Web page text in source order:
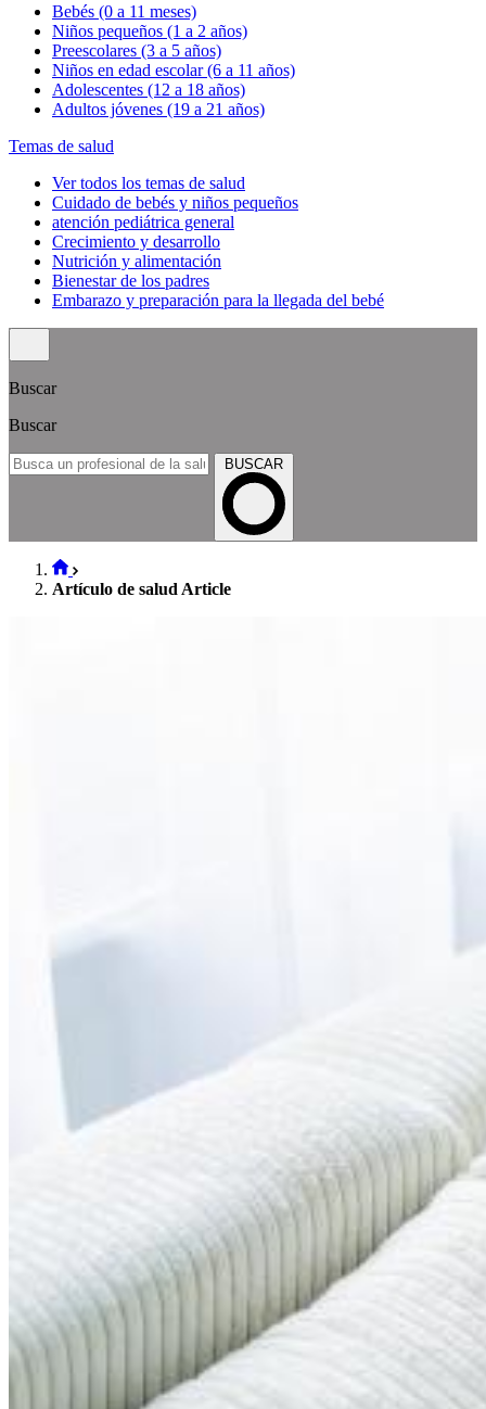
Bebés (0 a 11 meses)
Niños pequeños (1 a 2 años)
Preescolares (3 a 5 años)
Niños en edad escolar (6 a 11 años)
Adolescentes (12 a 18 años)
Adultos jóvenes (19 a 21 años)
Temas de salud
Ver todos los temas de salud
Cuidado de bebés y niños pequeños
atención pediátrica general
Crecimiento y desarrollo
Nutrición y alimentación
Bienestar de los padres
Embarazo y preparación para la llegada del bebé
Buscar
Buscar
BUSCAR
Artículo de salud Article